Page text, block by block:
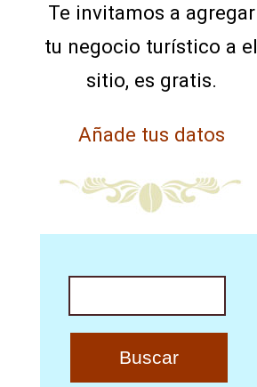
Te invitamos a agregar
tu negocio turístico a el
sitio, es gratis.
Añade tus datos
Buscar